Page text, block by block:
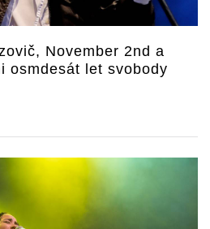
November 2nd a
osmdesát let svobody